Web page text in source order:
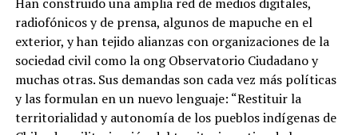
radiofónicos y de prensa, algunos de mapuche en el
exterior, y han tejido alianzas con organizaciones de la
sociedad civil como la ong Observatorio Ciudadano y
muchas otras. Sus demandas son cada vez más políticas
y las formulan en un nuevo lenguaje: “Restituir la
territorialidad y autonomía de los pueblos indígenas de